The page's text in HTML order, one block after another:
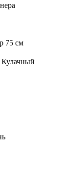
75 см
Кулачный